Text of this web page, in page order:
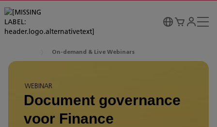
On-demand & Live Webinars
WEBINAR
Document governance
voor Finance